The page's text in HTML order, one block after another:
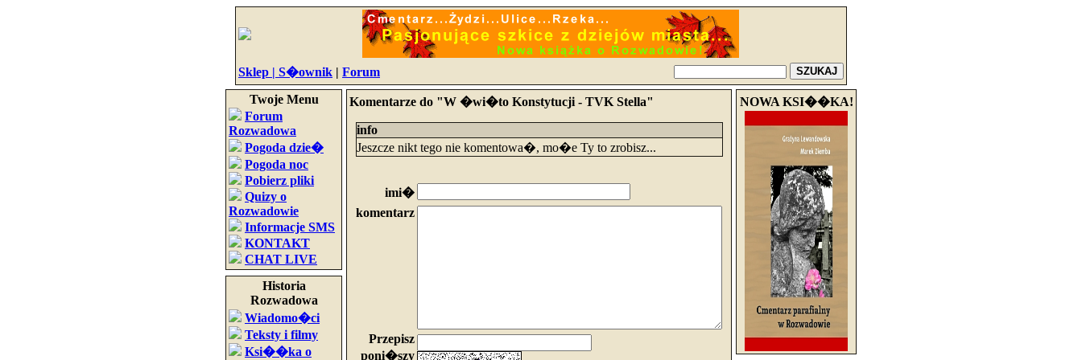
Sklep | S�ownik | Forum
Twoje Menu
Forum
Rozwadowa
Pogoda dzie�
Pogoda noc
Pobierz pliki
Quizy o
Rozwadowie
Informacje SMS
KONTAKT
CHAT LIVE
Historia
Rozwadowa
Wiadomo�ci
Teksty i filmy
Ksi��ka o
Komentarze do "W �wi�to Konstytucji - TVK Stella"
info
Jeszcze nikt tego nie komentowa�, mo�e Ty to zrobisz...
imi�
komentarz
Przepisz
poni�szy
NOWA KSI��KA!